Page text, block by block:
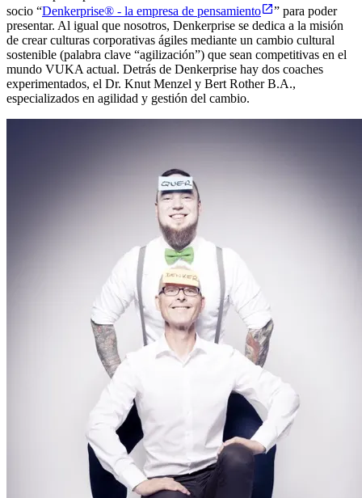
socio “Denkerprise® - la empresa de pensamiento
” para poder
presentar. Al igual que nosotros, Denkerprise se dedica a la misión
de crear culturas corporativas ágiles mediante un cambio cultural
sostenible (palabra clave “agilización”) que sean competitivas en el
mundo VUKA actual. Detrás de Denkerprise hay dos coaches
experimentados, el Dr. Knut Menzel y Bert Rother B.A.,
especializados en agilidad y gestión del cambio.